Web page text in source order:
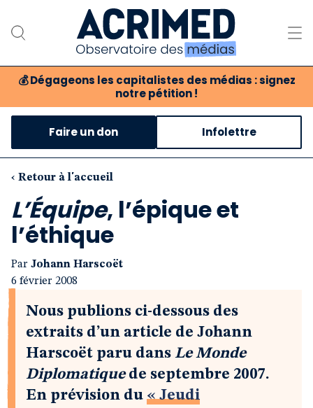
💰 Dégageons les capitalistes des médias : signez
notre pétition !
Notre association
Notre critique des médias
Nos propositions
Notre revue
Faire un don Infolettre
‹ Retour à l'accueil
L’Équipe, l’épique et
l’éthique
Par Johann Harscoët
6 février 2008
Nous publions ci-dessous des
extraits d’un article de Johann
Harscoët paru dans Le Monde
Diplomatiquede septembre 2007.
En prévision du « Jeudi